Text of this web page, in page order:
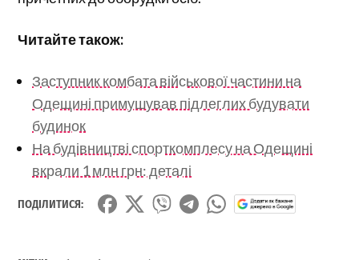
Читайте також:
Заступник комбата військової частини на
Одещині примушував підлеглих будувати
будинок
На будівництві спорткомплесу на Одещині
вкрали 1 млн грн: деталі
ПОДІЛИТИСЯ: